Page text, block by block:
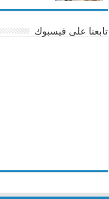
تابعنا على فيسبوك